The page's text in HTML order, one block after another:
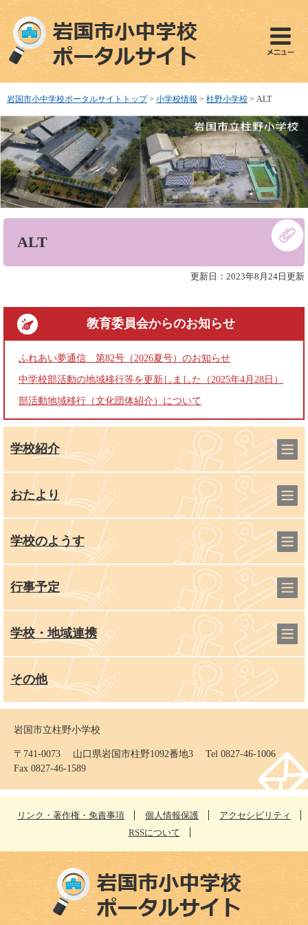
ペ
で
。
メ
ば
て
本
文
へ
岩国市小中学校ポータルサイトトップ > 小学校情報 > 柱野小学校 > ALT
ALT
更新日：2023年8月24日更新
教育委員会からのお知らせ
ふれあい夢通信 第82号（2026夏号）のお知らせ
中学校部活動の地域移行等を更新しました（2025年4月28日）
部活動地域移行（文化団体紹介）について
学校紹介
おたより
学校のようす
行事予定
学校・地域連携
その他
岩国市立柱野小学校
〒741-0073 山口県岩国市柱野1092番地3 Tel 0827-46-1006
Fax 0827-46-1589
リンク・著作権・免責事項 個人情報保護
アクセシビリティ
RSSについて